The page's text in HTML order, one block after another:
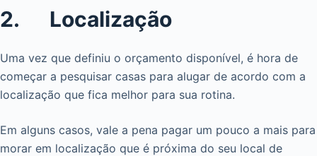
2. Localização
Uma vez que definiu o orçamento disponível, é hora de
começar a pesquisar casas para alugar de acordo com a
localização que fica melhor para sua rotina.
Em alguns casos, vale a pena pagar um pouco a mais para
morar em localização que é próxima do seu local de